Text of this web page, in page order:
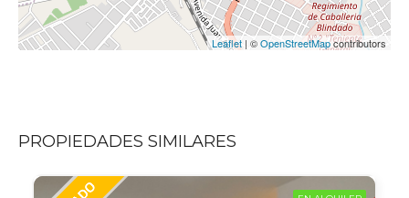
Leaflet | ©OpenStreetMapcontributors
PROPIEDADES SIMILARES